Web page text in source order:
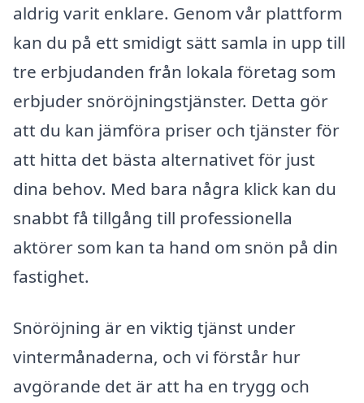
aldrig varit enklare. Genom vår plattform
kan du på ett smidigt sätt samla in upp till
tre erbjudanden från lokala företag som
erbjuder snöröjningstjänster. Detta gör
att du kan jämföra priser och tjänster för
att hitta det bästa alternativet för just
dina behov. Med bara några klick kan du
snabbt få tillgång till professionella
aktörer som kan ta hand om snön på din
fastighet.
Snöröjning är en viktig tjänst under
vintermånaderna, och vi förstår hur
avgörande det är att ha en trygg och